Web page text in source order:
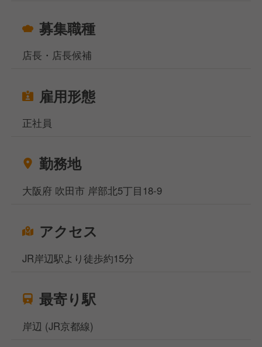
決して事務的になることなく、お客さま一人ひとりの
徐々に慣れてきたら、売上管理、スタッフのシフト管
理、スタッフの育成・指導など、店舗マネジメント業
務もお任せします。
店長としてお店全体をまとめ、さらなる成長を目指し
北海道ブランドを全国に発信する仲間として、一緒に
ペンギンベーカリーを盛り上げていきませんか？
募集職種
店長・店長候補
雇用形態
正社員
勤務地
大阪府 吹田市 岸部北5丁目18-9
アクセス
JR岸辺駅より徒歩約15分
最寄り駅
岸辺 (JR京都線)